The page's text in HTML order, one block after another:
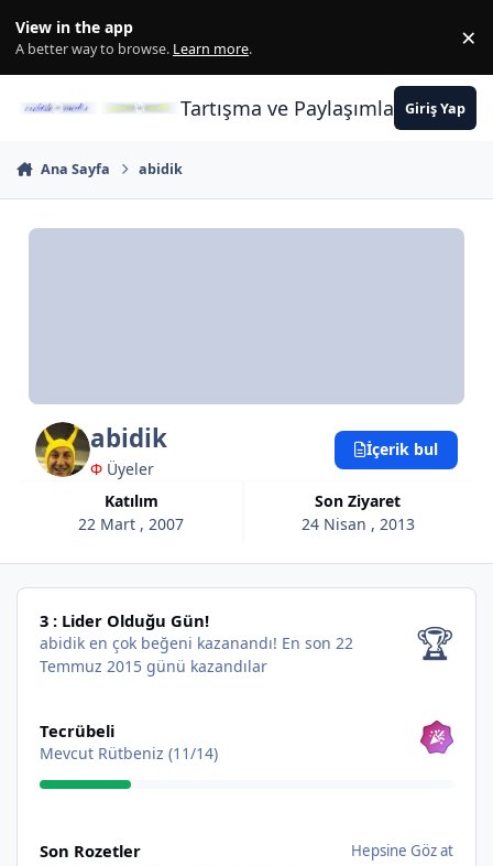
View in the app
A better way to browse. Learn more. ×
Tartışma ve PaylaşımlarınGiriş Yap
Ana Sayfa abidik
abidik
Φ Üyeler
Katılım
22 Mart , 2007
Son Ziyaret
24 Nisan , 2013
İçerik bul
3 : Lider Olduğu Gün!
3 : Lider Olduğu Gün!
abidik en çok beğeni kazanandı! En son 22
Temmuz 2015 günü kazandılar
🏆
Tecrübeli
Mevcut Rütbeniz (11/14)
Son Rozetler Hepsine Göz at